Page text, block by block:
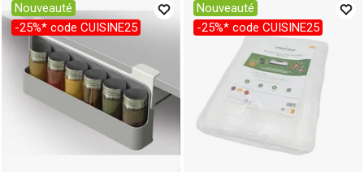
Nouveauté
-25%* code CUISINE25
Nouveauté
-25%* code CUISINE25